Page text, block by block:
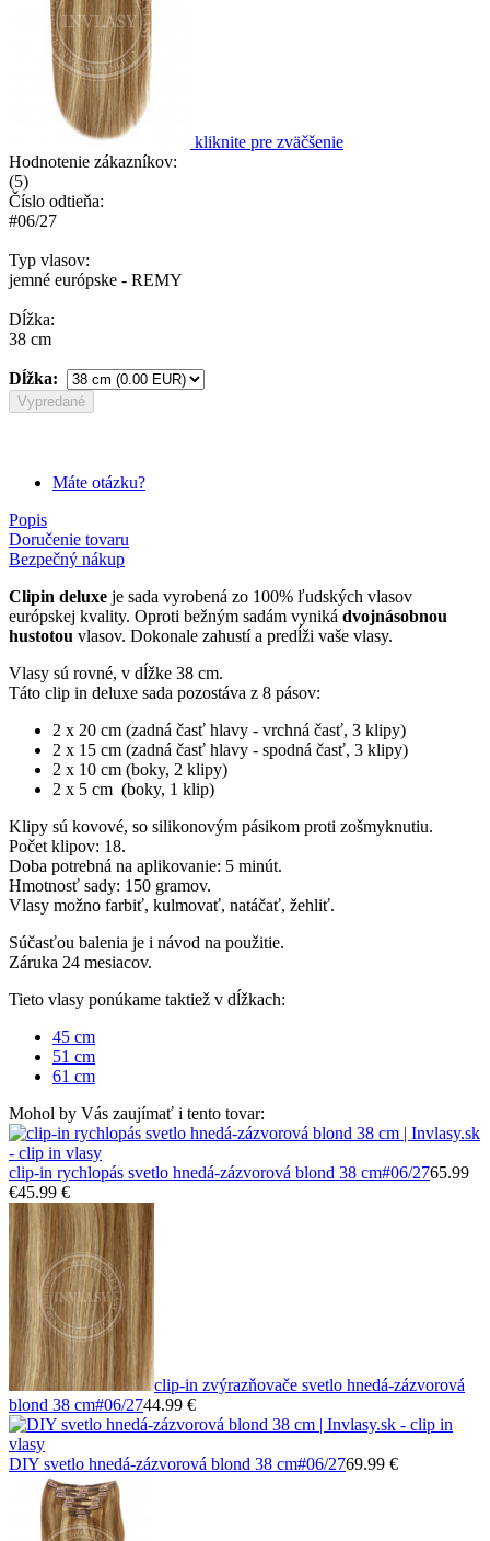
kliknite pre zväčšenie
Hodnotenie zákazníkov:
(5)
Číslo odtieňa:
#06/27
Typ vlasov:
jemné európske - REMY
Dĺžka:
38 cm
Dĺžka:
Vypredané
Máte otázku?
Popis
Doručenie tovaru
Bezpečný nákup
Clipin deluxe je sada vyrobená zo 100% ľudských vlasov
európskej kvality. Oproti bežným sadám vyniká dvojnásobnou
hustotou vlasov. Dokonale zahustí a predĺži vaše vlasy.
Vlasy sú rovné, v dĺžke 38 cm.
Táto clip in deluxe sada pozostáva z 8 pásov:
2 x 20 cm (zadná časť hlavy - vrchná časť, 3 klipy)
2 x 15 cm (zadná časť hlavy - spodná časť, 3 klipy)
2 x 10 cm (boky, 2 klipy)
2 x 5 cm (boky, 1 klip)
Klipy sú kovové, so silikonovým pásikom proti zošmyknutiu.
Počet klipov: 18.
Doba potrebná na aplikovanie: 5 minút.
Hmotnosť sady: 150 gramov.
Vlasy možno farbiť, kulmovať, natáčať, žehliť.
Súčasťou balenia je i návod na použitie.
Záruka 24 mesiacov.
Tieto vlasy ponúkame taktiež v dĺžkach:
45 cm
51 cm
61 cm
Mohol by Vás zaujímať i tento tovar:
clip-in rychlopás svetlo hnedá-zázvorová blond 38 cm#06/2765.99
€45.99 €
clip-in zvýrazňovače svetlo hnedá-zázvorová
blond 38 cm#06/2744.99 €
DIY svetlo hnedá-zázvorová blond 38 cm#06/2769.99 €